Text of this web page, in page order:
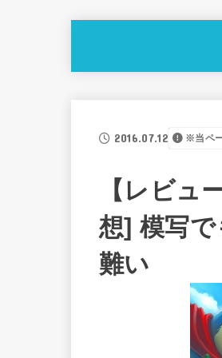
2016.07.12 ※当ペ
【レビュ
想] 模写
難い